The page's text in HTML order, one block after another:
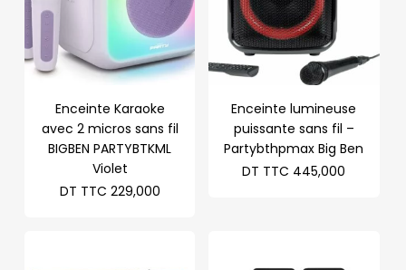
Enceinte Karaoke
avec 2 micros sans fil
BIGBEN PARTYBTKML
Violet
DT TTC 229,000
Enceinte lumineuse
puissante sans fil –
Partybthpmax Big Ben
DT TTC 445,000